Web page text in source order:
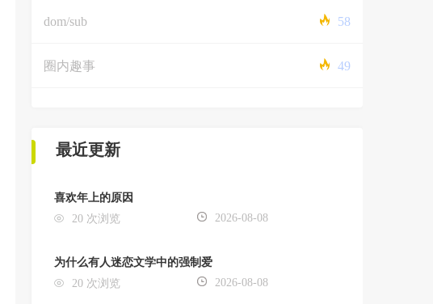
dom/sub 58
圈内趣事 49
最近更新
喜欢年上的原因
20 次浏览
2026-08-08
为什么有人迷恋文学中的强制爱
20 次浏览
2026-08-08